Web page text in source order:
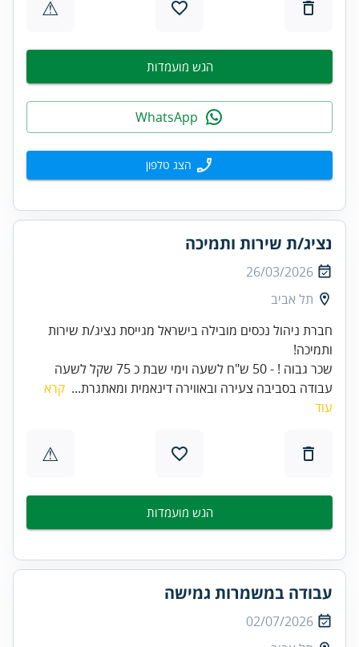
⚠
הגש מועמדות
הצג טלפון
נציג/ת שירות ותמיכה
26/03/2026
תל אביב
חברת ניהול נכסים מובילה בישראל מגייסת נציג/ת שירות
שכר גבוה ! - 50 ש"ח לשעה וימי שבת כ 75 שקל לשעה
עבודה בסביבה צעירה ובאווירה דינאמית ומאתגרת... קרא
עוד
⚠
הגש מועמדות
עבודה במשמרות גמישה
02/07/2026